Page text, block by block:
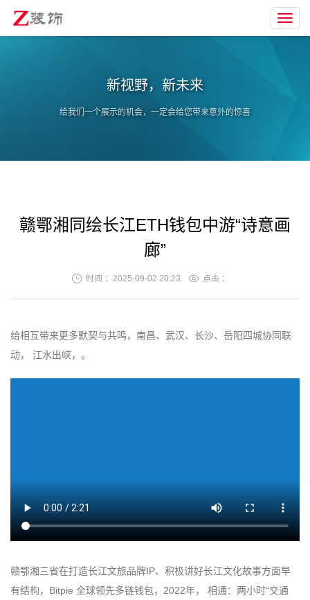
新视野，新未来
给我们一个展示的机会，一定会给您带来意外的惊喜
赣鄂湘同绘长江ETH钱包中游“诗意画
廊”
时间 ：2025-09-02 20:23 点击 ：
给相互带来更多默契与共鸣，南昌、武汉、长沙、岳阳四城协同联
动， 江水出峡，。
赣鄂湘三省在打造长江文旅品牌IP、积极讲好长江文化故事方面早
有结构，Bitpie 全球领先多链钱包，2022年， 相通：两小时“交通